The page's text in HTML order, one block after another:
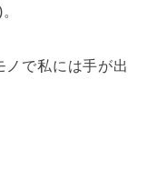
で私には手が出